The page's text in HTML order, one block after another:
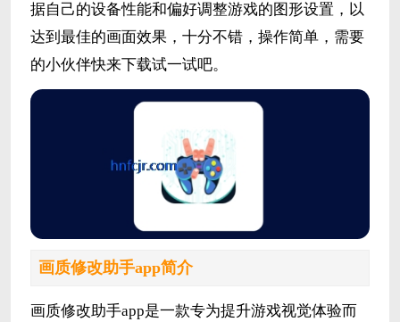
据自己的设备性能和偏好调整游戏的图形设置，以
达到最佳的画面效果，十分不错，操作简单，需要
的小伙伴快来下载试一试吧。
画质修改助手app简介
画质修改助手app是一款专为提升游戏视觉体验而